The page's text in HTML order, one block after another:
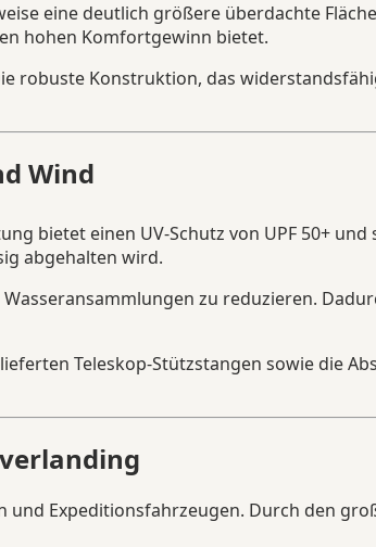
eine deutlich größere überdachte
hohen Komfortgewinn bietet.
robuste Konstruktion, das
Wind
bietet einen UV-Schutz von UPF 50+
abgehalten wird.
zu reduzieren.
Teleskop-Stützstangen sowie die
Expeditionsfahrzeugen. Durch den